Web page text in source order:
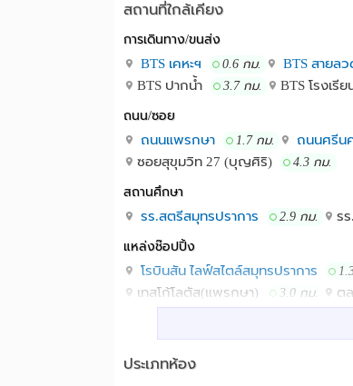
สถานที่ใกล้เคียง
การเดินทาง/ขนส่ง
BTS เคหะฯ 0.6 กม. BTS สายล
BTS ปากน้ำ 3.7 กม. BTS โรงเรีย
ถนน/ซอย
ถนนแพรกษา 1.7 กม. ถนนศรีน
ซอยสุขุมวิท 27 (บุญศิริ) 4.3 กม.
สถานศึกษา
รร.สตรีสมุทรปราการ 2.9 กม. รร
แหล่งช๊อปปิ้ง
โรบินสัน ไลฟ์สไตล์สมุทรปราการ
เทสโก้โลตัส(แพรกษา) 3.0 กม. ต
รพ.เปาโลเมโมเรียล สมุทรปราการ
ประเภทห้อง